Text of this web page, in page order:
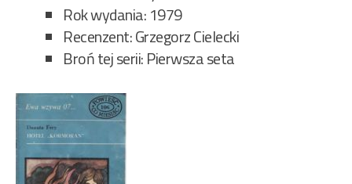
Rok wydania: 1979
Recenzent: Grzegorz Cielecki
Broń tej serii: Pierwsza seta